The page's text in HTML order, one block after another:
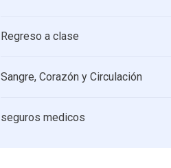
Regreso a clase
Sangre, Corazón y Circulación
seguros medicos